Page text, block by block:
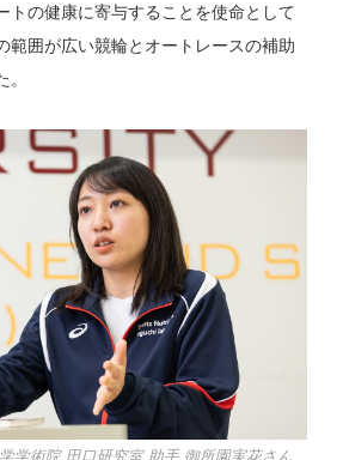
トの健康に寄与することを使命として
範囲が広い競輪とオートレースの補助
学術院 田口研究室 助手 御所園実花さん